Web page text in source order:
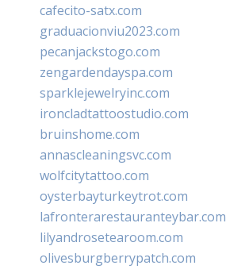
cafecito-satx.com
graduacionviu2023.com
pecanjackstogo.com
zengardendayspa.com
sparklejewelryinc.com
ironcladtattoostudio.com
bruinshome.com
annascleaningsvc.com
wolfcitytattoo.com
oysterbayturkeytrot.com
lafronterarestauranteybar.com
lilyandrosetearoom.com
olivesburgberrypatch.com